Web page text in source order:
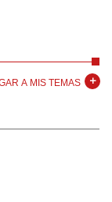
A MIS TEMAS